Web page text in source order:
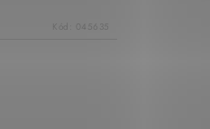
Kód: 045635